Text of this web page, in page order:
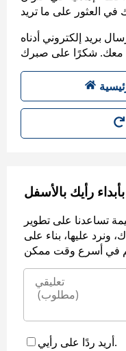
بريد إلكتروني أدناه
رأيك بالأسفل
تساعدنا على تطوير
عليها، بناء على
أريد ردًا على رأيي.